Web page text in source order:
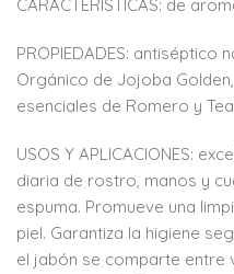
CARACTERÍSTICAS: de
PROPIEDADES: antiséptico
Orgánico de Jojoba
esenciales de Romero y
USOS Y APLICACIONES:
diaria de rostro, manos y
espuma. Promueve una
piel. Garantiza la higiene
el jabón se comparte entre